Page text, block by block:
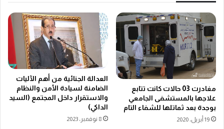
مغادرت 03 حالات كانت تتابع
علاجها بالمستشفى الجامعي
بوجدة بعد ثماتلها للشفاء التام
19 أبريل، 2020
العدالة الجنائية من أهم الآليات
الضامنة لسيادة الأمن والنظام
والاستقرار داخل المجتمع (السيد
الداكي)
8 نوفمبر، 2023